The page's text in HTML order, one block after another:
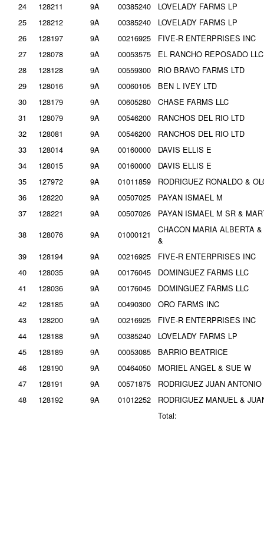
24
128211 9A 00385240
LOVELADY FARMS LP
25
128212 9A 00385240
LOVELADY FARMS LP
26
128197 9A 00216925
FIVE-R ENTERPRISES INC
27
128078 9A 00053575
EL RANCHO REPOSADO LLC
28
128128 9A 00559300
RIO BRAVO FARMS LTD
29
128016 9A 00060105
BEN L IVEY LTD
30
128179 9A 00605280
CHASE FARMS LLC
31
128079 9A 00546200
RANCHOS DEL RIO LTD
32
128081 9A 00546200
RANCHOS DEL RIO LTD
33
128014 9A 00160000
DAVIS ELLIS E
34
128015 9A 00160000
DAVIS ELLIS E
35
127972 9A 01011859
RODRIGUEZ RONALDO &
36
128220 9A 00507025
PAYAN ISMAEL M
37
128221 9A 00507026
PAYAN ISMAEL M SR &
38
128076 9A 01000121
CHACON MARIA ALBERTA
&
39
128194 9A 00216925
FIVE-R ENTERPRISES INC
40
128035 9A 00176045
DOMINGUEZ FARMS LLC
41
128036 9A 00176045
DOMINGUEZ FARMS LLC
42
128185 9A 00490300
ORO FARMS INC
43
128200 9A 00216925
FIVE-R ENTERPRISES INC
44
128188 9A 00385240
LOVELADY FARMS LP
45
128189 9A 00053085
BARRIO BEATRICE
46
128190 9A 00464050
MORIEL ANGEL & SUE W
47
128191 9A 00571875
RODRIGUEZ JUAN
48
128192 9A 01012252
RODRIGUEZ MANUEL &
Total: